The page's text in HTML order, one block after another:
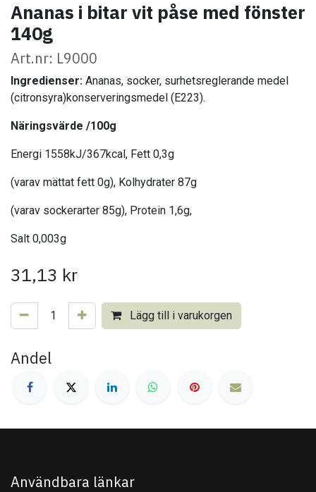
Ananas i bitar vit påse med fönster
140g
Art.nr: L9000
Ingredienser: Ananas, socker, surhetsreglerande medel
(citronsyra)konserveringsmedel (E223).
Näringsvärde /100g
Energi 1558kJ/367kcal, Fett 0,3g
(varav mättat fett 0g), Kolhydrater 87g
(varav sockerarter 85g), Protein 1,6g,
Salt 0,003g
31,13 kr
Lägg till i varukorgen
Andel
Användbara länkar